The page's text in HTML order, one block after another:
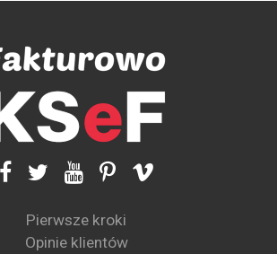
Pierwsze kroki
Opinie klientów